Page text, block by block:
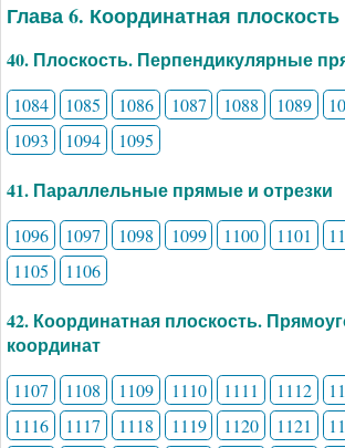
Глава 6. Координатная плоскость
40. Плоскость. Перпендикулярные
1084 1085 1086 1087 1088 1089
1093
1094 1095
41. Параллельные прямые и отрезки
1096 1097 1098 1099 1100 1101
1105
1106
42. Координатная плоскость.
координат
1107 1108 1109 1110 1111 1112
1116
1117 1118 1119 1120 1121